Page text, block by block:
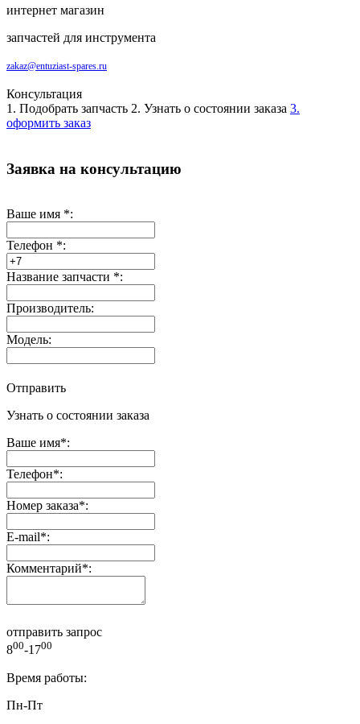
интернет магазин
запчастей для инструмента
zakaz@entuziast-spares.ru
Консультация
1. Подобрать запчасть 2. Узнать о состоянии заказа 3.
оформить заказ
Заявка на консультацию
Ваше имя *:
Телефон *:
Название запчасти *:
Производитель:
Модель:
Отправить
Узнать о состоянии заказа
Ваше имя*:
Телефон*:
Номер заказа*:
E-mail*:
Комментарий*:
отправить запрос
800-1700
Время работы:
Пн-Пт